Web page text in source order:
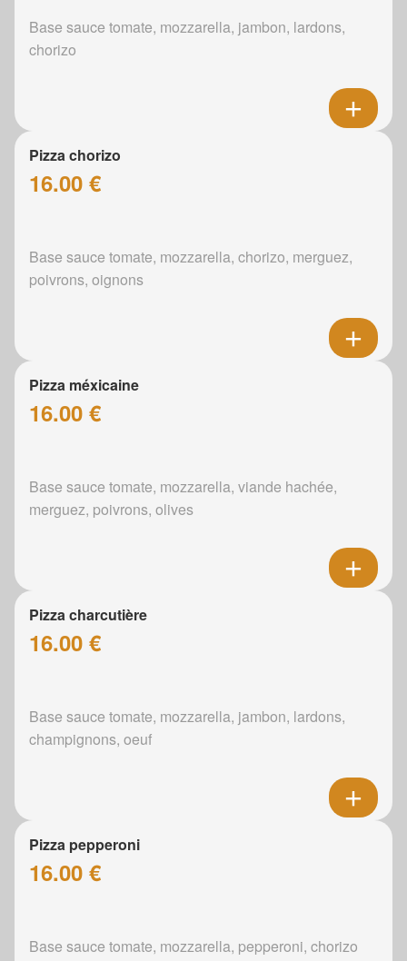
Base sauce tomate, mozzarella, jambon, lardons,
chorizo
Pizza chorizo
16.00 €
Base sauce tomate, mozzarella, chorizo, merguez,
poivrons, oignons
Pizza méxicaine
16.00 €
Base sauce tomate, mozzarella, viande hachée,
merguez, poivrons, olives
Pizza charcutière
16.00 €
Base sauce tomate, mozzarella, jambon, lardons,
champignons, oeuf
Pizza pepperoni
16.00 €
Base sauce tomate, mozzarella, pepperoni, chorizo